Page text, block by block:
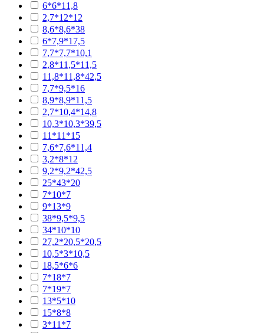
6*6*11,8
2,7*12*12
8,6*8,6*38
6*7,9*17,5
7,7*7,7*10,1
2,8*11,5*11,5
11,8*11,8*42,5
7,7*9,5*16
8,9*8,9*11,5
2,7*10,4*14,8
10,3*10,3*39,5
11*11*15
7,6*7,6*11,4
3,2*8*12
9,2*9,2*42,5
25*43*20
7*10*7
9*13*9
38*9,5*9,5
34*10*10
27,2*20,5*20,5
10,5*3*10,5
18,5*6*6
7*18*7
7*19*7
13*5*10
15*8*8
3*11*7